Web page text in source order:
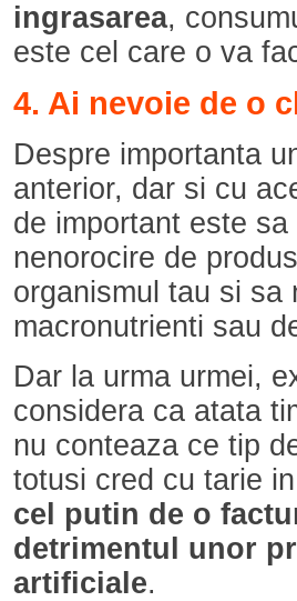
ingrasarea,
este cel care o va
4. Ai nevoie de o
Despre importanta
anterior, dar si cu
de important este
nenorocire de
organismul tau si sa
macronutrienti sau
Dar la urma urmei,
considera ca atata
nu conteaza ce tip
totusi cred cu tarie
cel putin de o
detrimentul unor
artificiale.